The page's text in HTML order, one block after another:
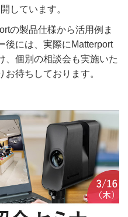
しています。
の製品仕様から活用例ま
後には、実際にMatterport
、個別の相談会も実施いた
お待ちしております。